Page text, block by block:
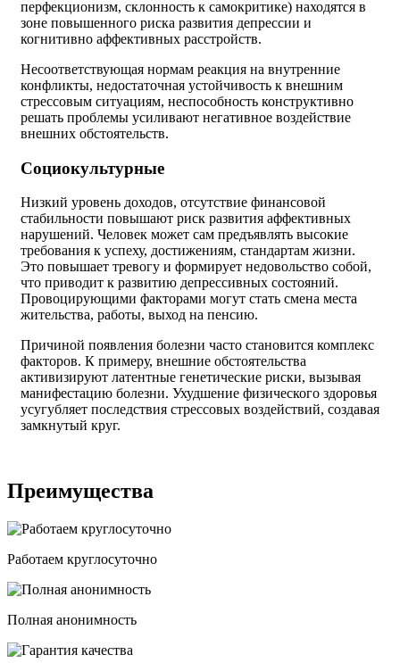
перфекционизм, склонность к самокритике) находятся в
зоне повышенного риска развития депрессии и
когнитивно аффективных расстройств.
Несоответствующая нормам реакция на внутренние
конфликты, недостаточная устойчивость к внешним
стрессовым ситуациям, неспособность конструктивно
решать проблемы усиливают негативное воздействие
внешних обстоятельств.
Социокультурные
Низкий уровень доходов, отсутствие финансовой
стабильности повышают риск развития аффективных
нарушений. Человек может сам предъявлять высокие
требования к успеху, достижениям, стандартам жизни.
Это повышает тревогу и формирует недовольство собой,
что приводит к развитию депрессивных состояний.
Провоцирующими факторами могут стать смена места
жительства, работы, выход на пенсию.
Причиной появления болезни часто становится комплекс
факторов. К примеру, внешние обстоятельства
активизируют латентные генетические риски, вызывая
манифестацию болезни. Ухудшение физического здоровья
усугубляет последствия стрессовых воздействий, создавая
замкнутый круг.
Преимущества
Работаем круглосуточно
Полная анонимность